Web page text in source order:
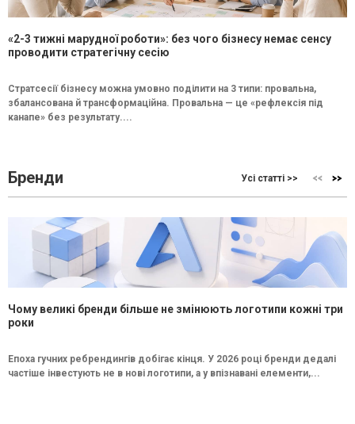
«2-3 тижні марудної роботи»: без чого бізнесу немає сенсу
проводити стратегічну сесію
Стратсесії бізнесу можна умовно поділити на 3 типи: провальна,
збалансована й трансформаційна. Провальна — це «рефлексія під
канапе» без результату....
Бренди Усі статті >>
Чому великі бренди більше не змінюють логотипи кожні три
роки
Епоха гучних ребрендингів добігає кінця. У 2026 році бренди дедалі
частіше інвестують не в нові логотипи, а у впізнавані елементи,...